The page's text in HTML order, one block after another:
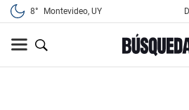
8° Montevideo, UY